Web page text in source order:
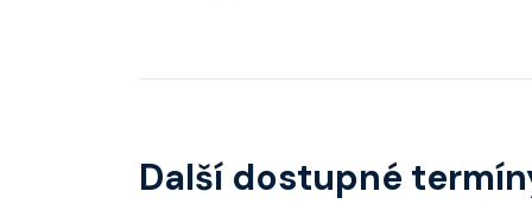
Další dostupné